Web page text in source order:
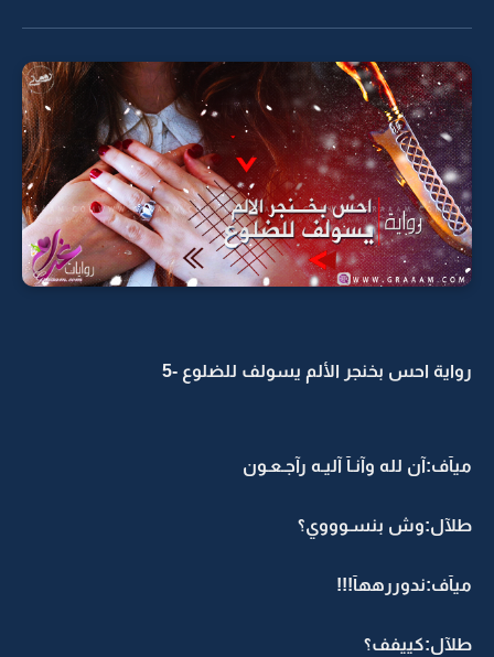
رواية احس بخنجر الألم يسولف للضلوع -5
ميآف:آن لله وآنـآ آليـه رآجـعـون
طلآل:وش بنسـوووي؟
ميآف:ندوررههآ!!!
طلآل:كييفف؟